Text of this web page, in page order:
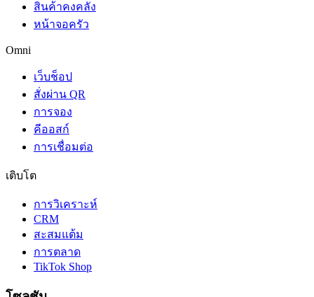
สินค้าคงคลัง
หน้าจอครัว
Omni
เว็บช็อป
สั่งผ่าน QR
การจอง
คีออสก์
การเชื่อมต่อ
เติบโต
การวิเคราะห์
CRM
สะสมแต้ม
การตลาด
TikTok Shop